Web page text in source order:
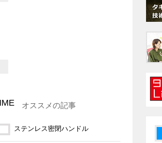
オススメの記事
ステンレス密閉ハンドル